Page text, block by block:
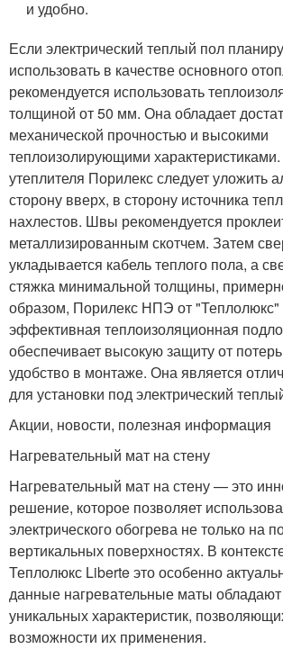
и удобно.
Если электрический теплый пол
использовать в качестве основного
рекомендуется использовать
толщиной от 50 мм. Она обладает
механической прочностью и высокими
теплоизолирующими
утеплителя Порилекс следует уложить
сторону вверх, в сторону источника
нахлестов. Швы рекомендуется
металлизированным скотчем. Затем
укладывается кабель теплого пола, а
стяжка минимальной толщины,
образом, Порилекс НПЭ от "Теплолюкс"
эффективная теплоизоляционная
обеспечивает высокую защиту от
удобство в монтаже. Она является
для установки под электрический
Акции, новости, полезная информация
Нагревательный мат на стену
Нагревательный мат на стену — это
решение, которое позволяет
электрического обогрева не только на
вертикальных поверхностях. В
Теплолюкс Liberte это особенно
данные нагревательные маты
уникальных характеристик,
возможности их применения.